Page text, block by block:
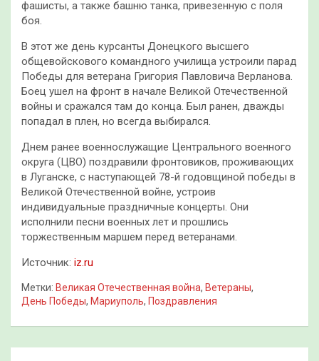
фашисты, а также башню танка, привезенную с поля
боя.
В этот же день курсанты Донецкого высшего
общевойскового командного училища устроили парад
Победы для ветерана Григория Павловича Верланова.
Боец ушел на фронт в начале Великой Отечественной
войны и сражался там до конца. Был ранен, дважды
попадал в плен, но всегда выбирался.
Днем ранее военнослужащие Центрального военного
округа (ЦВО) поздравили фронтовиков, проживающих
в Луганске, с наступающей 78-й годовщиной победы в
Великой Отечественной войне, устроив
индивидуальные праздничные концерты. Они
исполнили песни военных лет и прошлись
торжественным маршем перед ветеранами.
Источник: iz.ru
Метки: Великая Отечественная война, Ветераны,
День Победы, Мариуполь, Поздравления